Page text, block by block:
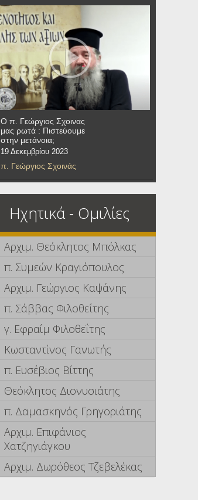
Ο π. Γεώργιος Σχοινας
μας ρωτά : Πιστεύουμε
στην μετάνοια;
19 Δεκεμβρίου 2023
π. Γεώργιος Σχοινάς
Ηχητικά - Ομιλίες
Αρχιμ. Θεόκλητος Μπόλκας
π. Συμεών Κραγιόπουλος
Αρχιμ. Γεώργιος Καψάνης
π. Σάββας Φιλοθεΐτης
γ. Εφραίμ Φιλοθεΐτης
Κωσταντίνος Γανωτής
π. Ευσέβιος Βίττης
Θεόκλητος Διονυσιάτης
π. Δαμασκηνός Γρηγοριάτης
Αρχιμ. Επιφάνιος
Χατζηγιάγκου
Αρχιμ. Δωρόθεος Τζεβελέκας